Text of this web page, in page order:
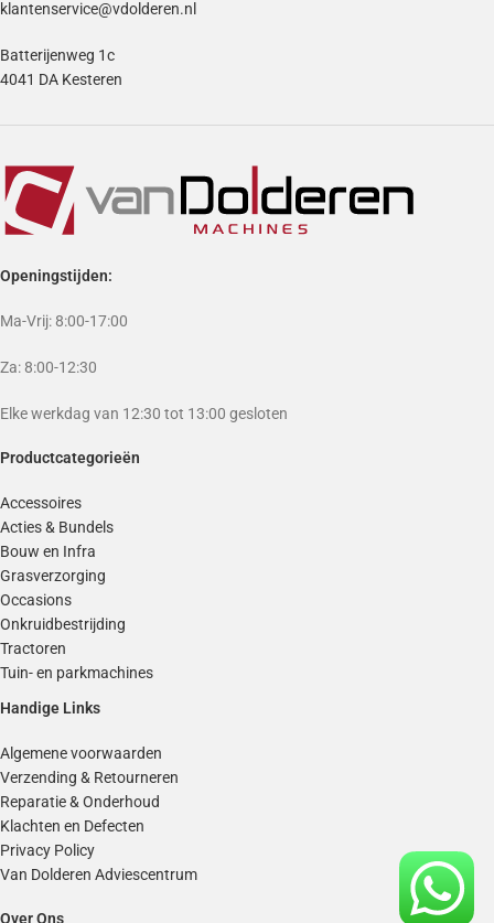
klantenservice@vdolderen.nl
Batterijenweg 1c
4041 DA Kesteren
Openingstijden:
Ma-Vrij: 8:00-17:00
Za: 8:00-12:30
Elke werkdag van 12:30 tot 13:00 gesloten
Productcategorieën
Accessoires
Acties & Bundels
Bouw en Infra
Grasverzorging
Occasions
Onkruidbestrijding
Tractoren
Tuin- en parkmachines
Handige Links
Algemene voorwaarden
Verzending & Retourneren
Reparatie & Onderhoud
Klachten en Defecten
Privacy Policy
Van Dolderen Adviescentrum
Over Ons